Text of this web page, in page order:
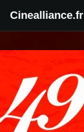
Cinealliance.fr